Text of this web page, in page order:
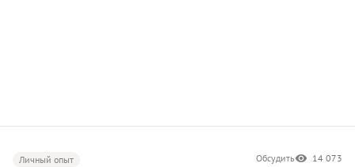
Личный опыт Обсудить 14 073